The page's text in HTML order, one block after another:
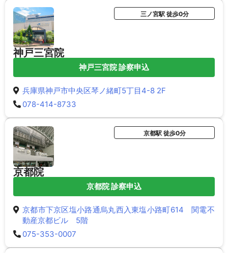
神戸三宮院
三ノ宮駅 徒歩0分
神戸三宮院 診察申込
兵庫県神戸市中央区琴ノ緒町5丁目4-8 2F
078-414-8733
京都院
京都駅 徒歩0分
京都院 診察申込
京都市下京区塩小路通烏丸西入東塩小路町614 関電不
動産京都ビル 5階
075-353-0007